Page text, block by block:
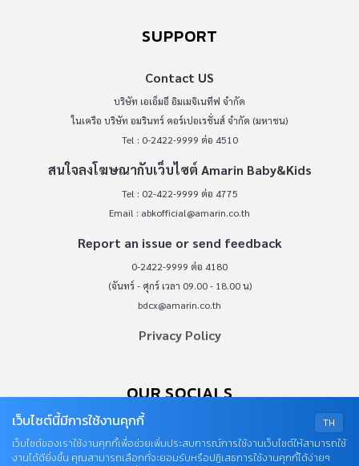
SUPPORT
Contact US
บริษัท เอเอ็มอี อิมเมจิเนทีฟ จำกัด
ในเครือ บริษัท อมรินทร์ คอร์เปอเรชั่นส์ จำกัด (มหาชน)
Tel : 0-2422-9999 ต่อ 4510
สนใจลงโฆษณากับเว็บไซต์ Amarin Baby&Kids
Tel : 02-422-9999 ต่อ 4775
Email : abkofficial@amarin.co.th
Report an issue or send feedback
0-2422-9999 ต่อ 4180
(จันทร์ - ศุกร์ เวลา 09.00 - 18.00 น)
bdcx@amarin.co.th
Privacy Policy
OUR SOCIALS
TH
เว็บไซต์นี้มีการใช้งานคุกกี้
เว็บไซต์ของเราใช้งานคุกกี้เพื่อช่วยเพิ่มประสบการณ์การใช้งานเว็บไซต์ให้สามารถใช้
งานได้ดียิ่งขึ้น คุณสามารถเลือกที่จะยอมรับหรือปฏิเสธการใช้งานคุกกี้ได้ง่ายๆ